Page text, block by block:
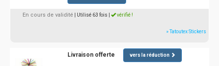
En cours de validité | Utilisé 63 fois vérifié !
» Tatoutex Stickers
Livraison offerte vers la réduction